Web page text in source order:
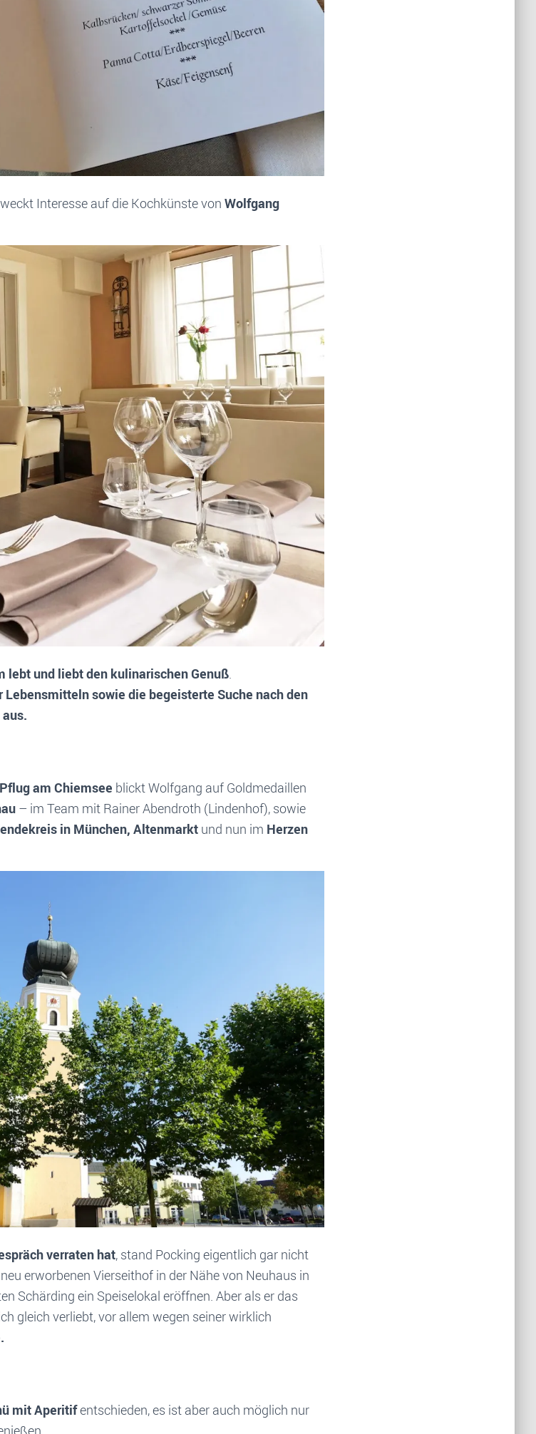
Interesse auf die Kochkünste von Wolfgang
lebt und liebt den kulinarischen Genuß
sowie die begeisterte Suche nach den
am Chiemsee blickt Wolfgang auf Goldmedaillen
– im Team mit Rainer Abendroth (Lindenhof), sowie
in München, Altenmarkt und nun im Herzen
verraten hat, stand Pocking eigentlich gar nicht
erworbenen Vierseithof in der Nähe von Neuhaus in
Schärding ein Speiselokal eröffnen. Aber als er das
gleich verliebt, vor allem wegen seiner wirklich
mit Aperitifentschieden, es ist aber auch möglich nur